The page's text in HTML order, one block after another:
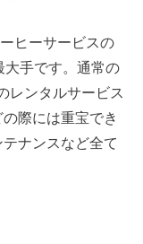
ヒーサービスの
大手です。通常の
レンタルサービス
際には重宝でき
ナンスなど全て